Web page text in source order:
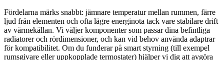
Fördelarna märks snabbt: jämnare temperatur mellan rummen, färre
ljud från elementen och ofta lägre energinota tack vare stabilare drift
av värmekällan. Vi väljer komponenter som passar dina befintliga
radiatorer och rördimensioner, och kan vid behov använda adaptrar
för kompatibilitet. Om du funderar på smart styrning (till exempel
rumsgivare eller uppkopplade termostater) hjälper vi dig att avgöra